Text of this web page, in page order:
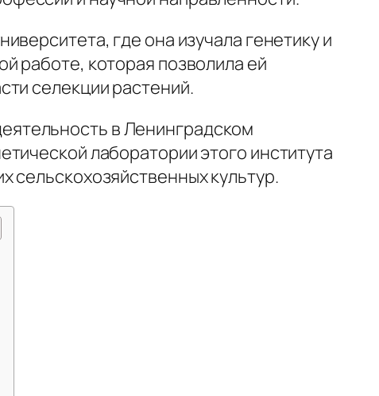
где она изучала генетику и
работе, которая позволила ей
селекции растений.
в Ленинградском
лаборатории этого института
сельскохозяйственных культур.